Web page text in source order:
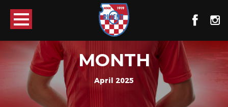
MONTH
April 2025